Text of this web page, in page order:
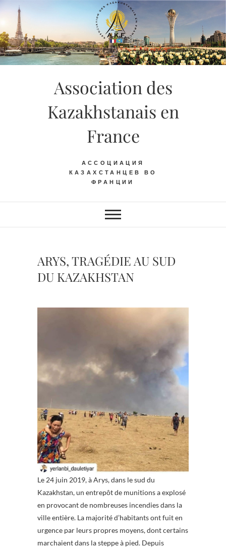
Skip
content
Association des
Kazakhstanais en
France
АССОЦИАЦИЯ
КАЗАХСТАНЦЕВ ВО
ФРАНЦИИ
ARYS, TRAGÉDIE AU SUD
DU KAZAKHSTAN
Le 24 juin 2019, à Arys, dans le sud du
Kazakhstan, un entrepôt de munitions a explosé
en provocant de nombreuses incendies dans la
ville entière. La majorité d’habitants ont fuit en
urgence par leurs propres moyens, dont certains
marchaient dans la steppe à pied. Depuis